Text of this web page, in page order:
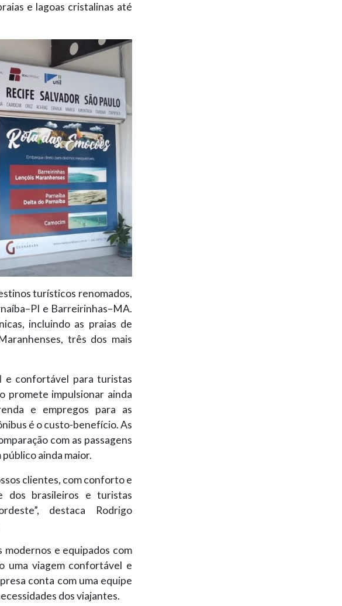
e lagoas cristalinas até
turísticos renomados,
e Barreirinhas–MA.
incluindo as praias de
três dos mais
e confortável para turistas
promete impulsionar ainda
e empregos para as
é o custo-benefício. As
com as passagens
ainda maior.
clientes, com conforto e
dos brasileiros e turistas
destaca Rodrigo
modernos e equipados com
uma viagem confortável e
conta com uma equipe
dos viajantes.